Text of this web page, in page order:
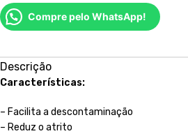
Compre pelo WhatsApp!
Descrição
Características:
– Facilita a descontaminação
– Reduz o atrito